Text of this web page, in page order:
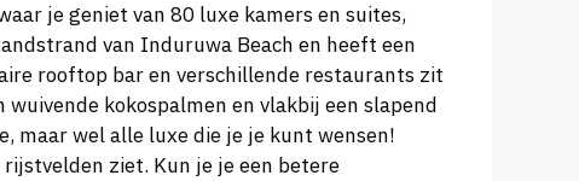
je geniet van 80 luxe kamers en suites,
van Induruwa Beach en heeft een
rooftop bar en verschillende restaurants zit
wuivende kokospalmen en vlakbij een slapend
maar wel alle luxe die je je kunt wensen!
ziet. Kun je je een betere